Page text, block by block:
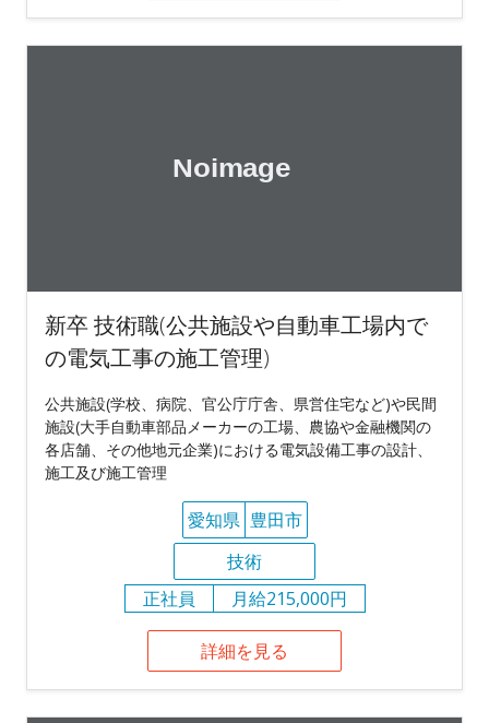
新卒 技術職(公共施設や自動車工場内で
の電気工事の施工管理)
公共施設(学校、病院、官公庁庁舎、県営住宅など)や民間
施設(大手自動車部品メーカーの工場、農協や金融機関の
各店舗、その他地元企業)における電気設備工事の設計、
施工及び施工管理
愛知県 豊田市
技術
正社員
月給215,000円
詳細を見る